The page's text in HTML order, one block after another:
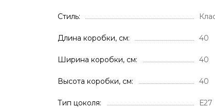
Стиль
Длина коробки, см 40
Ширина коробки, см 40
Высота коробки, см 40
Тип цоколя Е27